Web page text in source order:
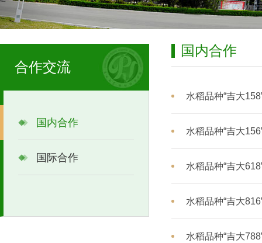
合作交流
国内合作
国际合作
国内合作
水稻品种“吉大
水稻品种“吉大
水稻品种“吉大
水稻品种“吉大
水稻品种“吉大